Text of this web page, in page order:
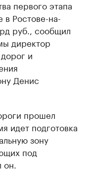
первого этапа
в Ростове-на-
руб., сообщил
директор
и
Денис
прошел
идет подготовка
зону
под